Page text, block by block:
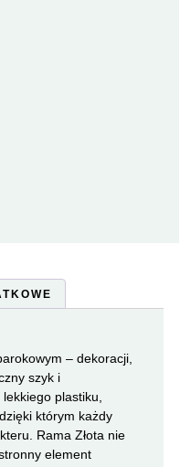
– dekoracji,
szyk i
plastiku,
którym każdy
Rama Złota nie
element